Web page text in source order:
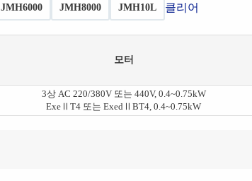
JMH6000 JMH8000 JMH10L 클리어
모터
3상 AC 220/380V 또는 440V, 0.4~0.75kW
ExeⅡT4 또는 ExedⅡBT4, 0.4~0.75kW